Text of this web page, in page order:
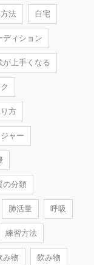
法 自宅
ディション
が上手くなる
方
ャー
の分類
肺活量 呼吸
練習方法
み物 飲み物